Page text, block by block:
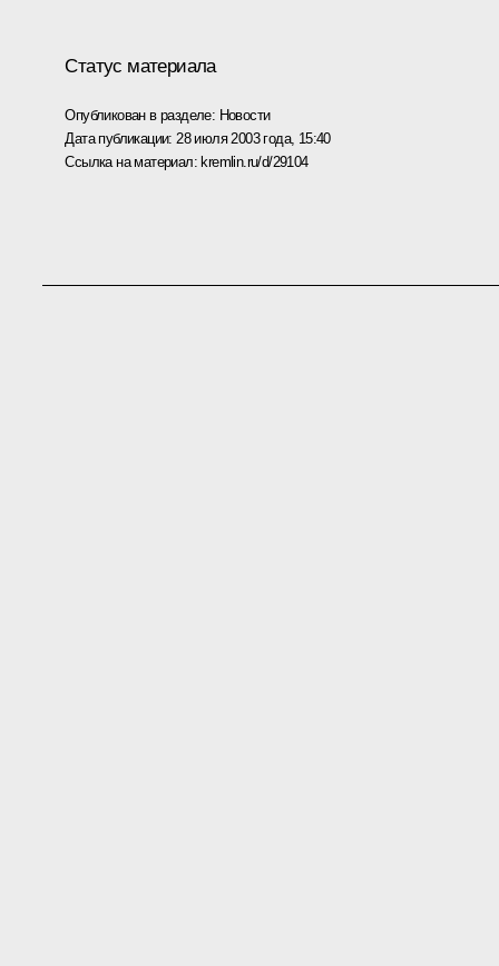
Статус материала
Опубликован в разделе: Новости
Дата публикации: 28 июля 2003 года, 15:40
Ссылка на материал:kremlin.ru/d/29104